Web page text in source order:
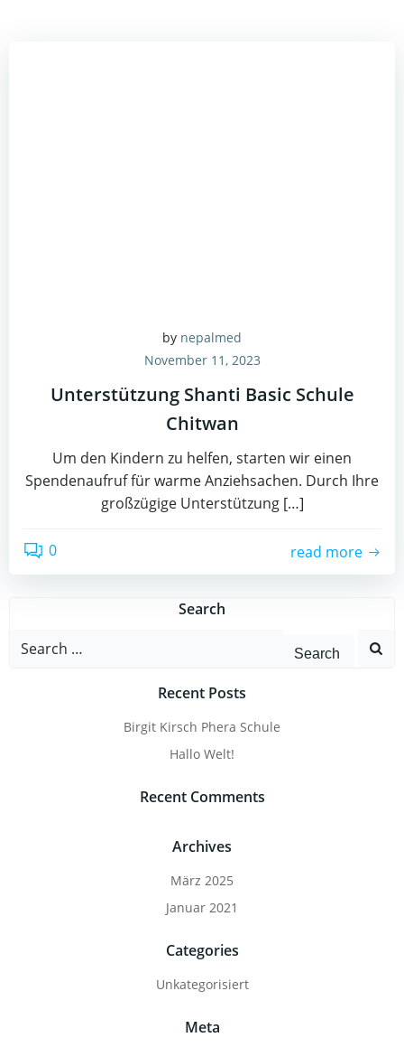
by nepalmed
November 11, 2023
Unterstützung Shanti Basic Schule
Chitwan
Um den Kindern zu helfen, starten wir einen
Spendenaufruf für warme Anziehsachen. Durch Ihre
großzügige Unterstützung […]
0 read more
Search
Search
Recent Posts
Birgit Kirsch Phera Schule
Hallo Welt!
Recent Comments
Archives
März 2025
Januar 2021
Categories
Unkategorisiert
Meta